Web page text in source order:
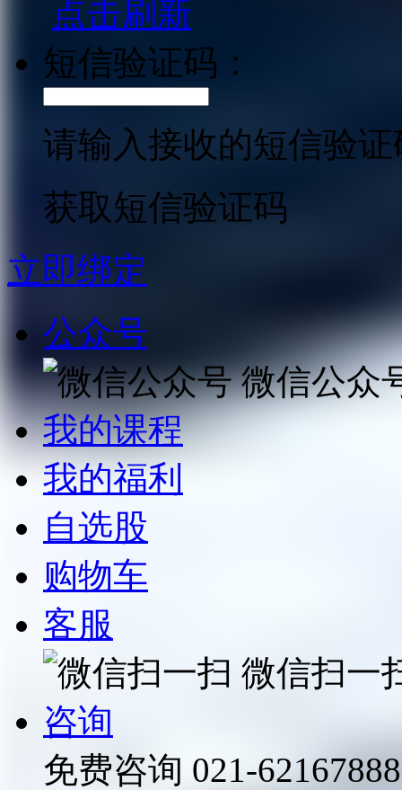
点击刷新
短信验证码：
请输入接收的短信验证
获取短信验证码
立即绑定
公众号
微信公众
我的课程
我的福利
自选股
购物车
客服
微信扫一
咨询
免费咨询 021-62167888